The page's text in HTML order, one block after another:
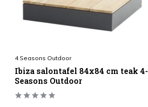
4 Seasons Outdoor
Ibiza salontafel 84x84 cm teak 4-
Seasons Outdoor